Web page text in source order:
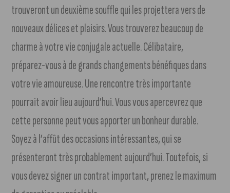
trouveront un deuxième souffle qui les projettera vers de
nouveaux délices et plaisirs. Vous trouverez beaucoup de
charme à votre vie conjugale actuelle. Célibataire,
préparez-vous à de grands changements bénéfiques dans
votre vie amoureuse. Une rencontre très importante
pourrait avoir lieu aujourd’hui. Vous vous apercevrez que
cette personne peut vous apporter un bonheur durable.
Soyez à l’affût des occasions intéressantes, qui se
présenteront très probablement aujourd’hui. Toutefois, si
vous devez signer un contrat important, prenez le maximum